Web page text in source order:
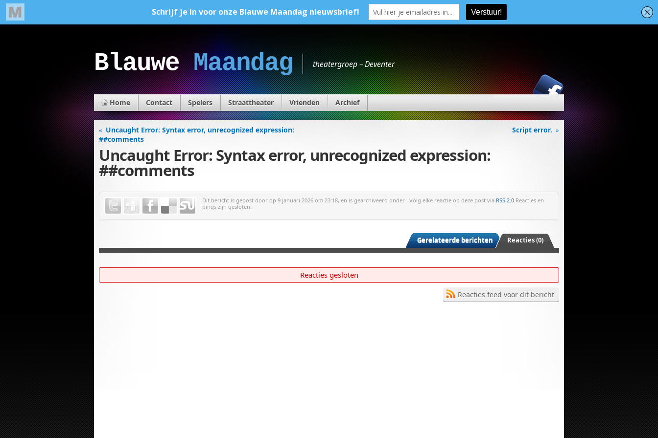
BlauweMaandag theatergroep – Deventer
Home Contact Spelers Straattheater Vrienden Archief
« Uncaught Error: Syntax error, unrecognized expression:
##comments
Script error. »
Uncaught Error: Syntax error, unrecognized expression:
##comments
Dit bericht is gepost door op 9 januari 2026 om 23:18, en is gearchiveerd onder . Volg elke reactie op deze post via RSS 2.0.Reacties en
pings zijn gesloten.
Reacties (0)
Gerelateerde berichten
Reacties gesloten
Reacties feed voor dit bericht